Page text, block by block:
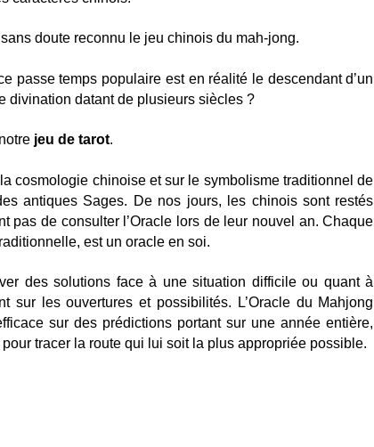
doute reconnu le jeu chinois du mah-jong.
passe temps populaire est en réalité le descendant d’un
divination datant de plusieurs siècles ?
jeu de tarot.
cosmologie chinoise et sur le symbolisme traditionnel de
antiques Sages. De nos jours, les chinois sont restés
pas de consulter l’Oracle lors de leur nouvel an. Chaque
est un oracle en soi.
des solutions face à une situation difficile ou quant à
sur les ouvertures et possibilités. L’Oracle du Mahjong
sur des prédictions portant sur une année entière,
tracer la route qui lui soit la plus appropriée possible.